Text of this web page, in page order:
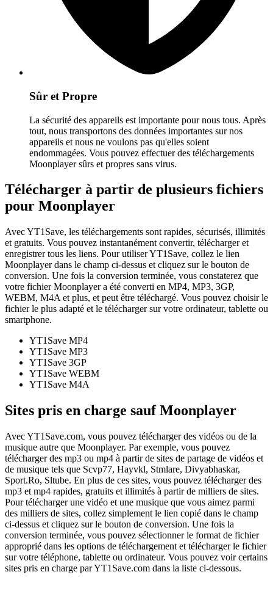
Sûr et Propre
La sécurité des appareils est importante pour nous tous. Après
tout, nous transportons des données importantes sur nos
appareils et nous ne voulons pas qu'elles soient
endommagées. Vous pouvez effectuer des téléchargements
Moonplayer sûrs et propres sans virus.
Télécharger à partir de plusieurs fichiers
pour Moonplayer
Avec YT1Save, les téléchargements sont rapides, sécurisés, illimités
et gratuits. Vous pouvez instantanément convertir, télécharger et
enregistrer tous les liens. Pour utiliser YT1Save, collez le lien
Moonplayer dans le champ ci-dessus et cliquez sur le bouton de
conversion. Une fois la conversion terminée, vous constaterez que
votre fichier Moonplayer a été converti en MP4, MP3, 3GP,
WEBM, M4A et plus, et peut être téléchargé. Vous pouvez choisir le
fichier le plus adapté et le télécharger sur votre ordinateur, tablette ou
smartphone.
YT1Save MP4
YT1Save MP3
YT1Save 3GP
YT1Save WEBM
YT1Save M4A
Sites pris en charge sauf Moonplayer
Avec YT1Save.com, vous pouvez télécharger des vidéos ou de la
musique autre que Moonplayer. Par exemple, vous pouvez
télécharger des mp3 ou mp4 à partir de sites de partage de vidéos et
de musique tels que Scvp77, Hayvkl, Stmlare, Divyabhaskar,
Sport.Ro, Sltube. En plus de ces sites, vous pouvez télécharger des
mp3 et mp4 rapides, gratuits et illimités à partir de milliers de sites.
Pour télécharger une vidéo et une musique que vous aimez parmi
des milliers de sites, collez simplement le lien copié dans le champ
ci-dessus et cliquez sur le bouton de conversion. Une fois la
conversion terminée, vous pouvez sélectionner le format de fichier
approprié dans les options de téléchargement et télécharger le fichier
sur votre téléphone, tablette ou ordinateur. Vous pouvez voir certains
sites pris en charge par YT1Save.com dans la liste ci-dessous.